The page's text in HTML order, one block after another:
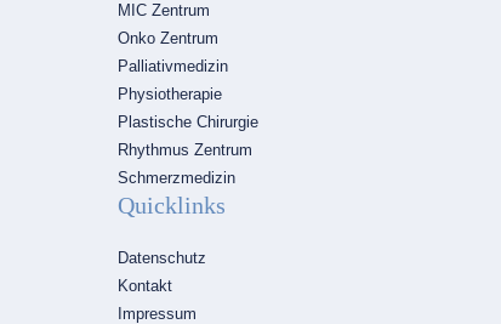
MIC Zentrum
Onko Zentrum
Palliativmedizin
Physiotherapie
Plastische Chirurgie
Rhythmus Zentrum
Schmerzmedizin
Quicklinks
Navigation
überspringen
Datenschutz
Kontakt
Impressum